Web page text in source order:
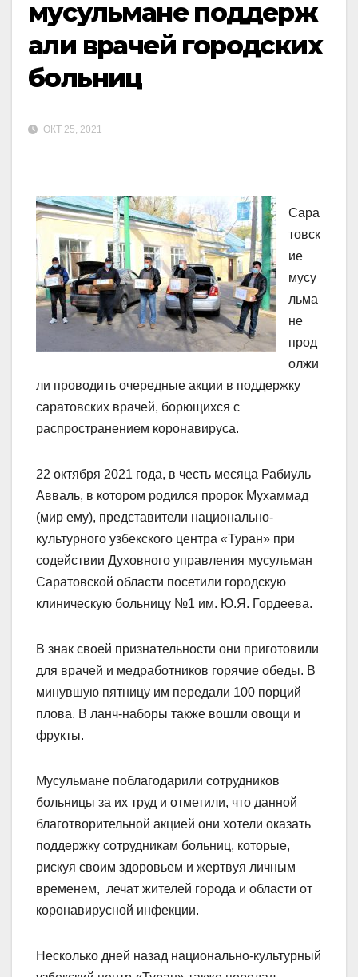
мусульмане поддерж
али врачей городских
больниц
ОКТ 25, 2021
Сара
товск
ие
мусу
льма
не
прод
олжи
ли проводить очередные акции в поддержку
саратовских врачей, борющихся с
распространением коронавируса.
22 октября 2021 года, в честь месяца Рабиуль
Авваль, в котором родился пророк Мухаммад
(мир ему), представители национально-
культурного узбекского центра «Туран» при
содействии Духовного управления мусульман
Саратовской области посетили городскую
клиническую больницу №1 им. Ю.Я. Гордеева.
В знак своей признательности они приготовили
для врачей и медработников горячие обеды. В
минувшую пятницу им передали 100 порций
плова. В ланч-наборы также вошли овощи и
фрукты.
Мусульмане поблагодарили сотрудников
больницы за их труд и отметили, что данной
благотворительной акцией они хотели оказать
поддержку сотрудникам больниц, которые,
рискуя своим здоровьем и жертвуя личным
временем, лечат жителей города и области от
коронавирусной инфекции.
Несколько дней назад национально-культурный